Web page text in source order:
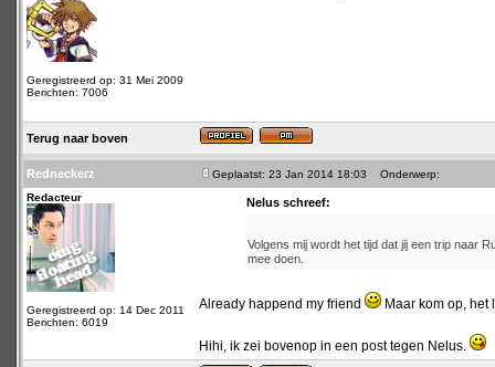
Geregistreerd op: 31 Mei 2009
Berichten: 7006
Terug naar boven
Redneckerz Geplaatst: 23 Jan 2014 18:03
Onderwerp:
Redacteur
Geregistreerd op: 14 Dec 2011
Berichten: 6019
Nelus schreef:
Volgens mij wordt het tijd dat jij een trip naar
mee doen.
Already happend my friend Maar kom op,
Hihi, ik zei bovenop in een post tegen Nelus.